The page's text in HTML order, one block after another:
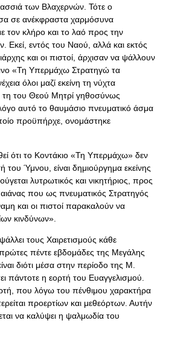
των Βλαχερνών. Τότε ο
σε ανέκφραστα χαρμόσυνα
τον κλήρο και το λαό προς την
Εκεί, εντός του Ναού, αλλά και εκτός
και οι πιστοί, άρχισαν να ψάλλουν
«Τη Υπερμάχω Στρατηγώ τα
όλοι μαζί εκείνη τη νύχτα
του Θεού Μητρί γηθοσύνως
αυτό το θαυμάσιο πνευματικό άσμα
προϋπήρχε, ονομάστηκε
ότι το Κοντάκιο «Τη Υπερμάχω» δεν
του Ύμνου, είναι δημιούργημα εκείνης
λυτρωτικός και νικητήριος, προς
που ως πνευματικός Στρατηγός
και οι πιστοί παρακαλούν να
κινδύνων».
τους Χαιρετισμούς κάθε
πέντε εβδομάδες της Μεγάλης
διότι μέσα στην περίοδο της Μ.
πάντοτε η εορτή του Ευαγγελισμού.
που λόγω του πένθιμου χαρακτήρα
προερτίων και μεθεόρτων. Αυτήν
να καλύψει η ψαλμωδία του